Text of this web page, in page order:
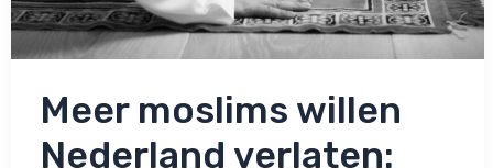
Meer moslims willen
Nederland verlaten: